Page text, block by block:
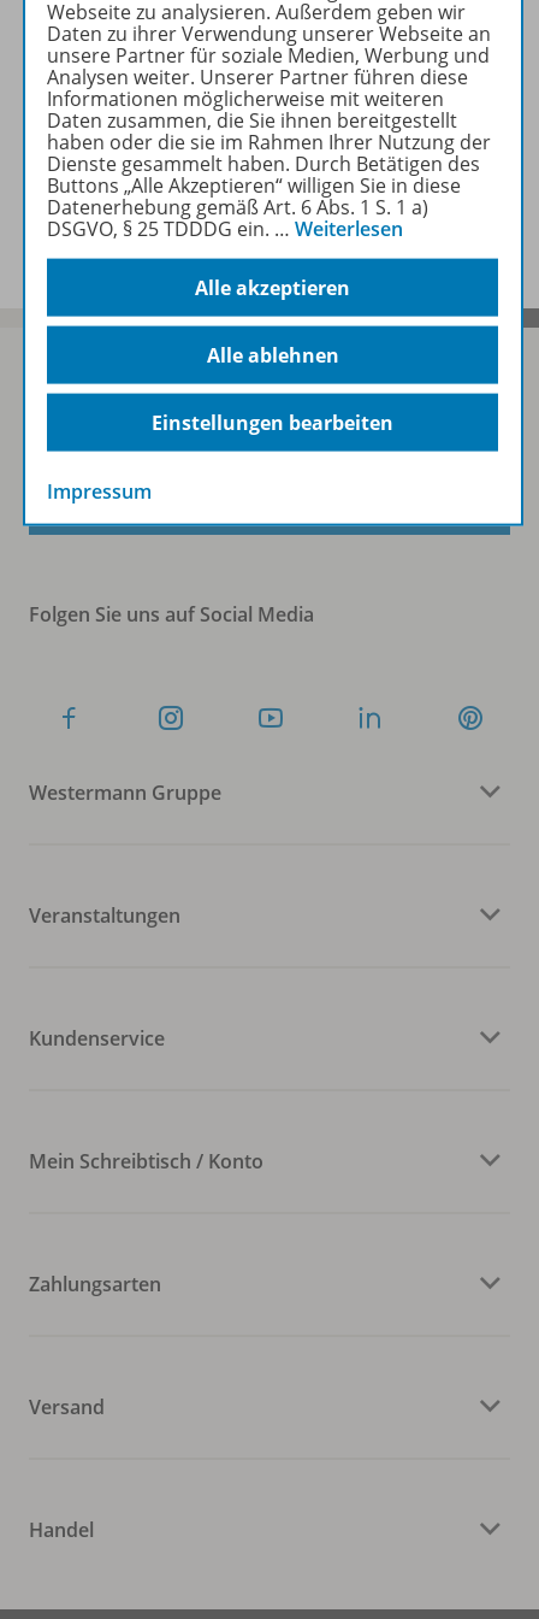
Zugehörige Produkte
Video
Benachrichtigungs-Service
Sofort profitieren
Zum Newsletter anmelden
Folgen Sie uns auf Social Media
Westermann Gruppe
Veranstaltungen
Kundenservice
Mein Schreibtisch / Konto
Zahlungsarten
Versand
Handel
Webseite zu analysieren. Außerdem geben wir
Daten zu ihrer Verwendung unserer Webseite an
unsere Partner für soziale Medien, Werbung und
Analysen weiter. Unserer Partner führen diese
Informationen möglicherweise mit weiteren
Daten zusammen, die Sie ihnen bereitgestellt
haben oder die sie im Rahmen Ihrer Nutzung der
Dienste gesammelt haben. Durch Betätigen des
Buttons „Alle Akzeptieren“ willigen Sie in diese
Datenerhebung gemäß Art. 6 Abs. 1 S. 1 a)
DSGVO, § 25 TDDDG ein. … Weiterlesen
Alle akzeptieren
Alle ablehnen
Einstellungen bearbeiten
Impressum